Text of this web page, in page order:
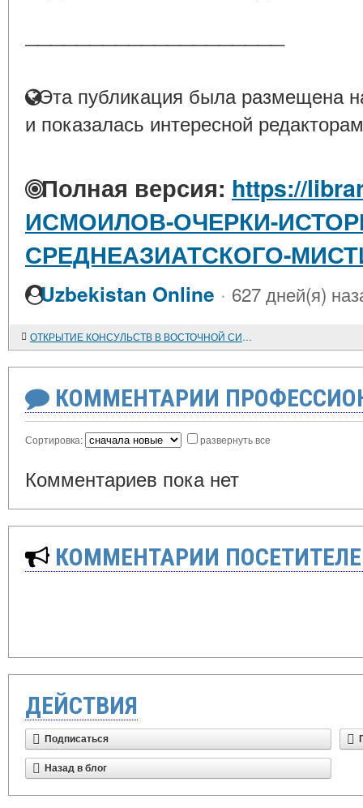
Эта публикация была размещена
и показалась интересной
Полная версия: https://
ИСМОИЛОВ-ОЧЕРКИ-
СРЕДНЕАЗИАТСКОГО-
Uzbekistan Online · 627 дней(я)
ОТКРЫТИЕ КОНСУЛЬСТВ В ВОСТОЧНОЙ СИБИРИ (1860-1917)
КОММЕНТАРИИ
Сортировка: развернуть все
Комментариев пока нет
КОММЕНТАРИИ
ДЕЙСТВИЯ
Подписаться
Назад в блог